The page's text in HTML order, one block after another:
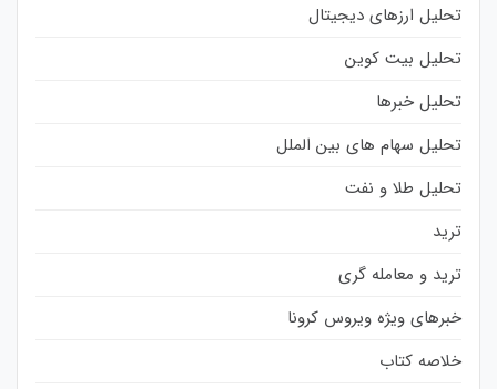
تحلیل ارزهای دیجیتال
تحلیل بیت کوین
تحلیل خبرها
تحلیل سهام های بین الملل
تحلیل طلا و نفت
ترید
ترید و معامله گری
خبرهای ویژه ویروس کرونا
خلاصه کتاب